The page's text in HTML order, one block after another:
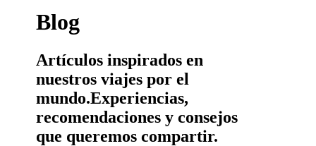
Blog
Artículos inspirados en
nuestros viajes por el
mundo.Experiencias,
recomendaciones y consejos
que queremos compartir.